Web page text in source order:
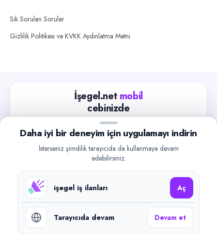
Sık Sorulan Sorular
Gizlilik Politikası ve KVKK Aydınlatma Metni
İşegel.net mobil
cebinizde
Güncel iş ilanlarını takip edin, işverenlerle hızlıca
iletişime geçin.
Google Play
©2026işegel.net. Tüm hakları saklıdır.
Daha iyi bir deneyim için uygulamayı indirin
İsterseniz şimdilik tarayıcıda da kullanmaya devam
edebilirsiniz.
işegel iş ilanları Aç
Tarayıcıda devam Devam et